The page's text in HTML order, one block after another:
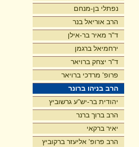
נפתלי בן-מנחם
הרב אוריאל בנר
ד"ר מאיר בר-אילן
ירחמיאל ברגמן
ד"ר יצחק ברויאר
פרופ' מרדכי ברויאר
הרב בניהו ברונר
יהודית בר-יש"ע גרשוביץ
הרב ברוך ברנר
יאיר ברקאי
הרב פרופ' אליעזר ברקוביץ